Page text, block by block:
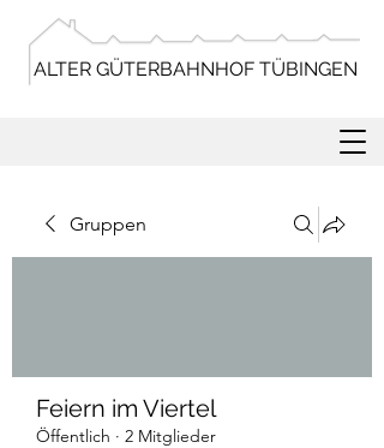
ALTER GÜTERBAHNHOF TÜBINGEN
Gruppen
Feiern im Viertel
Öffentlich · 2 Mitglieder